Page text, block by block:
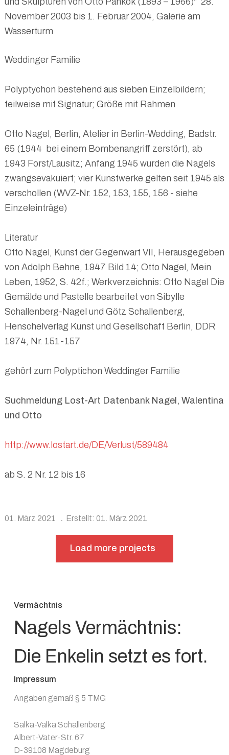
November 2003 bis 1. Februar 2004, Galerie am
Wasserturm
Weddinger Familie
Polyptychon bestehend aus sieben Einzelbildern;
teilweise mit Signatur; Größe mit Rahmen
Otto Nagel, Berlin, Atelier in Berlin-Wedding, Badstr.
65 (1944 bei einem Bombenangriff zerstört), ab
1943 Forst/Lausitz; Anfang 1945 wurden die Nagels
zwangsevakuiert; vier Kunstwerke gelten seit 1945 als
verschollen (WVZ-Nr. 152, 153, 155, 156 - siehe
Einzeleinträge)
Literatur
Otto Nagel, Kunst der Gegenwart VII, Herausgegeben
von Adolph Behne, 1947 Bild 14; Otto Nagel, Mein
Leben, 1952, S. 42f.; Werkverzeichnis: Otto Nagel Die
Gemälde und Pastelle bearbeitet von Sibylle
Schallenberg-Nagel und Götz Schallenberg,
Henschelverlag Kunst und Gesellschaft Berlin, DDR
1974, Nr. 151-157
gehört zum Polyptichon Weddinger Familie
Suchmeldung Lost-Art Datenbank Nagel, Walentina
und Otto
http://www.lostart.de/DE/Verlust/589484
ab S. 2 Nr. 12 bis 16
01. März 2021 Erstellt: 01. März 2021
Load more projects
Vermächtnis
Nagels Vermächtnis:
Die Enkelin setzt es fort.
Impressum
Angaben gemäß § 5 TMG
Salka-Valka Schallenberg
Albert-Vater-Str. 67
D-39108 Magdeburg